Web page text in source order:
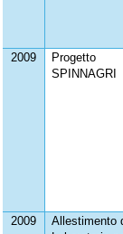
2009
Progetto
SPINNAGRI
2009
Allestimento